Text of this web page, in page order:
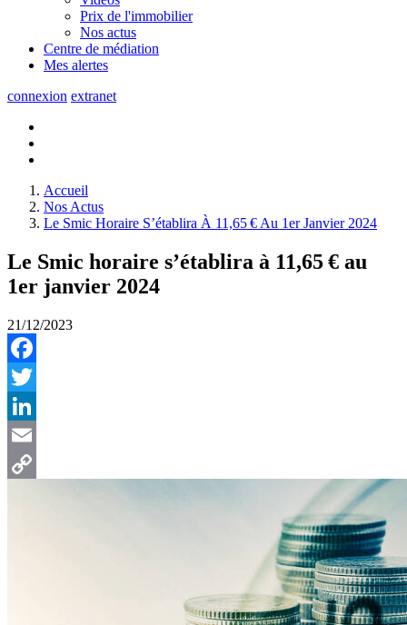
Prix de l'immobilier
Nos actus
Centre de médiation
Mes alertes
connexion extranet
Accueil
Nos Actus
Le Smic Horaire S’établira À 11,65 € Au 1er Janvier 2024
Le Smic horaire s’établira à 11,65 € au
1er janvier 2024
21/12/2023
Facebook
Twitter
LinkedIn
Email